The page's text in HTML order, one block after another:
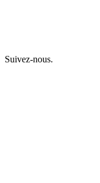
Suivez-nous.